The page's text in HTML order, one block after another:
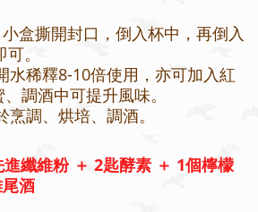
盒撕開封口，倒入杯中，再倒入
。
水稀釋8-10倍使用，亦可加入紅
調酒中可提升風味。
調、烘培、調酒。
纖維粉 ＋ 2匙酵素 ＋ 1個檸檬
酒